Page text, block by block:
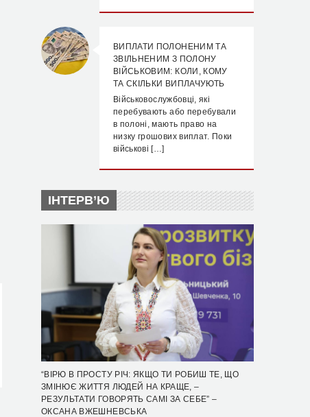
ВИПЛАТИ ПОЛОНЕНИМ ТА
ЗВІЛЬНЕНИМ З ПОЛОНУ
ВІЙСЬКОВИМ: КОЛИ, КОМУ
ТА СКІЛЬКИ ВИПЛАЧУЮТЬ
Військовослужбовці, які
перебувають або перебували
в полоні, мають право на
низку грошових виплат. Поки
військові […]
ІНТЕРВ’Ю
“ВІРЮ В ПРОСТУ РІЧ: ЯКЩО ТИ РОБИШ ТЕ, ЩО
ЗМІНЮЄ ЖИТТЯ ЛЮДЕЙ НА КРАЩЕ, –
РЕЗУЛЬТАТИ ГОВОРЯТЬ САМІ ЗА СЕБЕ” –
ОКСАНА ВЖЕШНЕВСЬКА